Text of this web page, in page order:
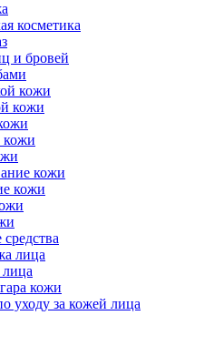
косметика
и бровей
кожи
кожи
кожи
кожи
лица
кожи
уходу за кожей лица